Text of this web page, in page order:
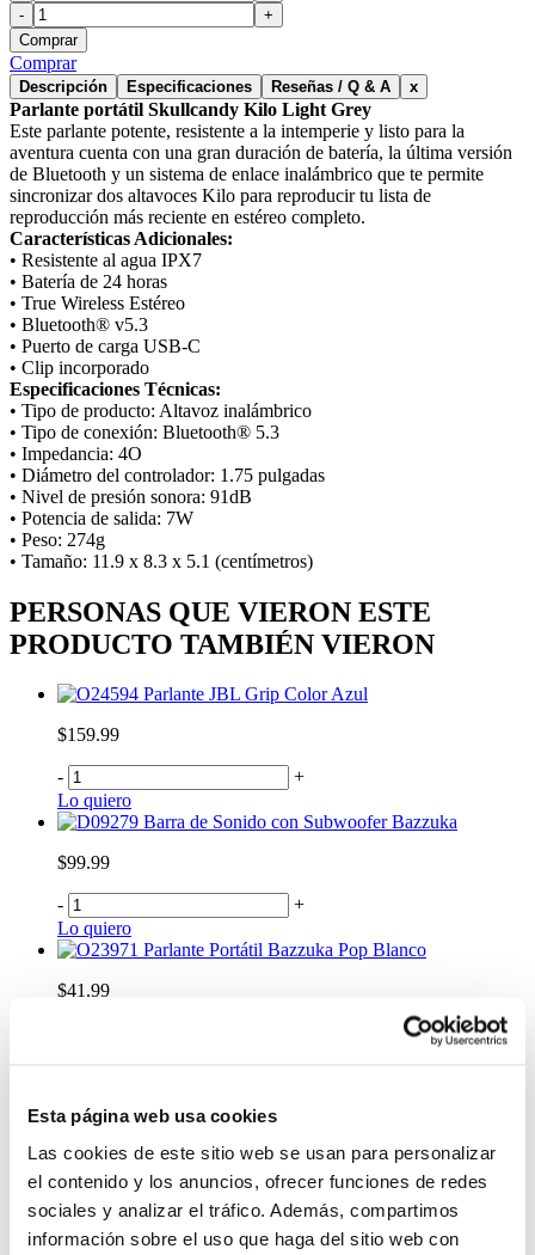
Esta página web usa cookies
Las cookies de este sitio web se usan para personalizar
el contenido y los anuncios, ofrecer funciones de redes
sociales y analizar el tráfico. Además, compartimos
información sobre el uso que haga del sitio web con
-
+
Comprar
Comprar
Descripción Especificaciones Reseñas / Q & A x
Parlante portátil Skullcandy Kilo Light Grey
Este parlante potente, resistente a la intemperie y listo para la
aventura cuenta con una gran duración de batería, la última versión
de Bluetooth y un sistema de enlace inalámbrico que te permite
sincronizar dos altavoces Kilo para reproducir tu lista de
reproducción más reciente en estéreo completo.
Características Adicionales:
• Resistente al agua IPX7
• Batería de 24 horas
• True Wireless Estéreo
• Bluetooth® v5.3
• Puerto de carga USB-C
• Clip incorporado
Especificaciones Técnicas:
• Tipo de producto: Altavoz inalámbrico
• Tipo de conexión: Bluetooth® 5.3
• Impedancia: 4O
• Diámetro del controlador: 1.75 pulgadas
• Nivel de presión sonora: 91dB
• Potencia de salida: 7W
• Peso: 274g
• Tamaño: 11.9 x 8.3 x 5.1 (centímetros)
PERSONAS QUE VIERON ESTE
PRODUCTO TAMBIÉN VIERON
Parlante JBL Grip Color Azul
$159.99
-
+
Lo quiero
Barra de Sonido con Subwoofer Bazzuka
$99.99
-
+
Lo quiero
Parlante Portátil Bazzuka Pop Blanco
$41.99
-
+
Lo quiero
Parlante portátil JBL Flip 7 azul